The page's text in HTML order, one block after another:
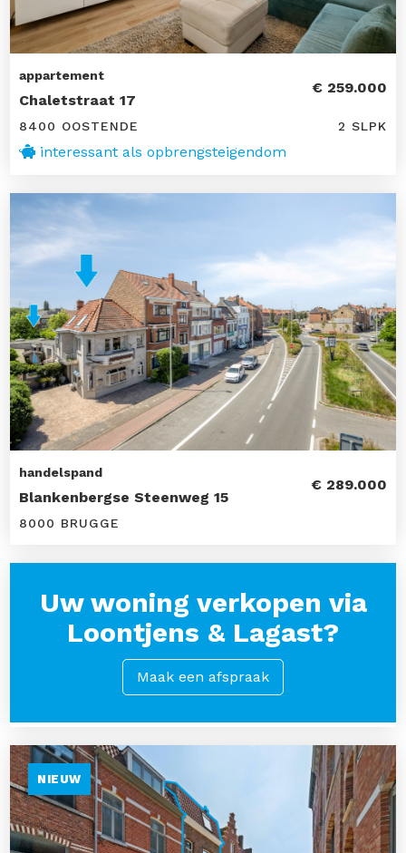
appartement
Chaletstraat 17
€ 259.000
8400 OOSTENDE 2 SLPK
interessant als opbrengsteigendom
handelspand
Blankenbergse Steenweg 15
€ 289.000
8000 BRUGGE
Uw woning verkopen via
Loontjens & Lagast?
Maak een afspraak
NIEUW